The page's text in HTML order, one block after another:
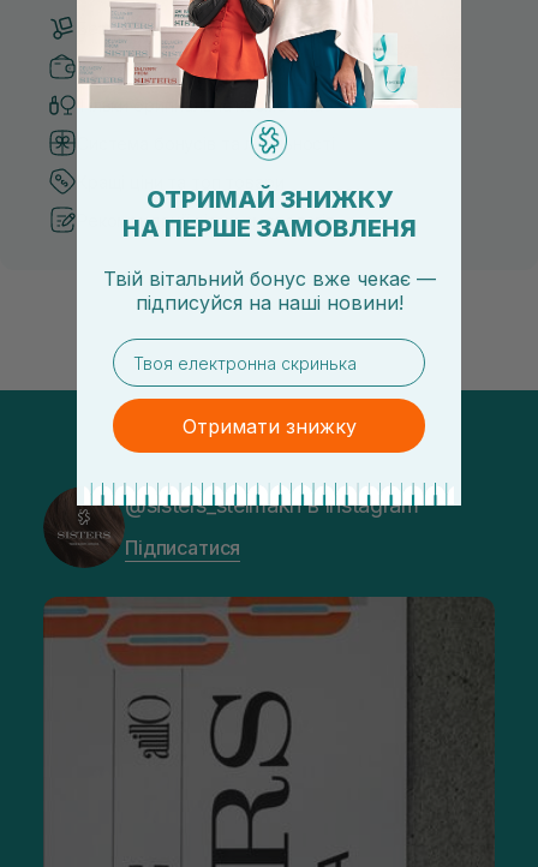
Безкоштовна доставка від 3000 UAH
Безпечні способи оплати
Тільки оригінальна косметика
Система бонусів та лояльності
Кращі ціни та топ товари
Рекомендації від косметологів
@sisters_stelmakh в Instagram
Підписатися
ОТРИМАЙ ЗНИЖКУ
НА ПЕРШЕ ЗАМОВЛЕНЯ
Твій вітальний бонус вже чекає —
підписуйся на наші новини!
email
Отримати знижку